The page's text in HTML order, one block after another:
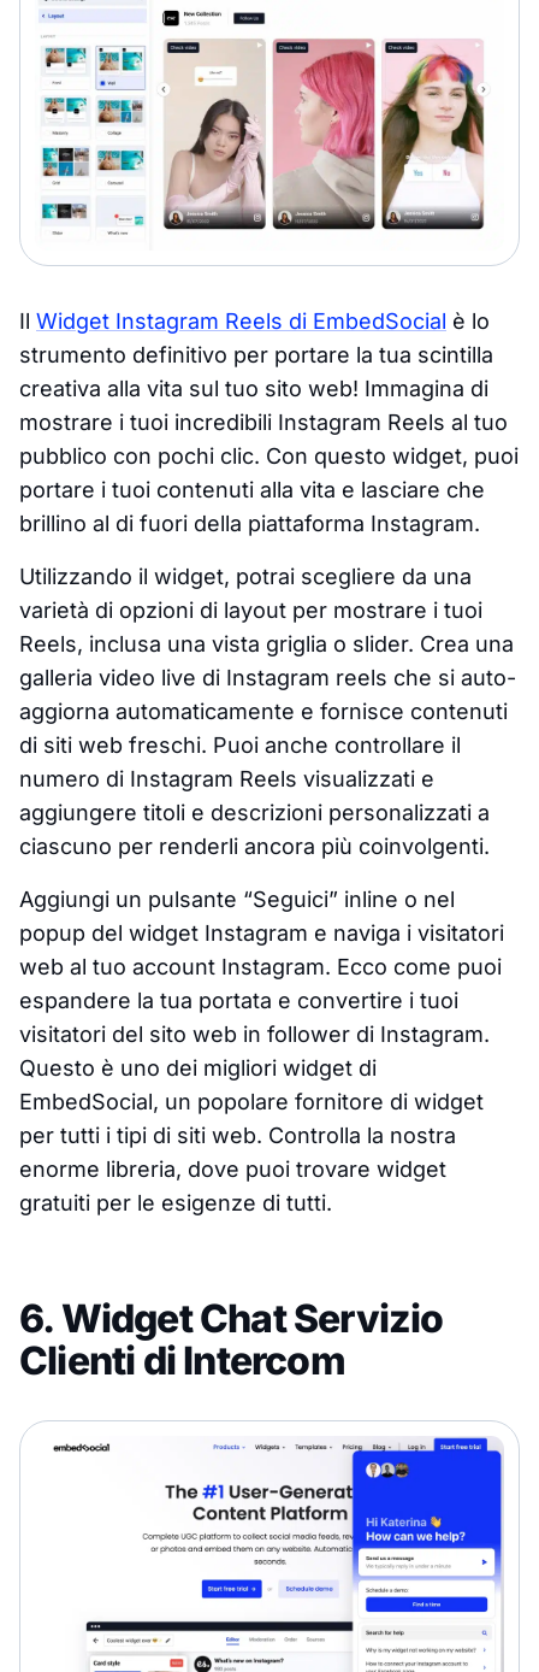
Il Widget Instagram Reels di EmbedSocial è lo
strumento definitivo per portare la tua scintilla
creativa alla vita sul tuo sito web! Immagina di
mostrare i tuoi incredibili Instagram Reels al tuo
pubblico con pochi clic. Con questo widget, puoi
portare i tuoi contenuti alla vita e lasciare che
brillino al di fuori della piattaforma Instagram.
Utilizzando il widget, potrai scegliere da una
varietà di opzioni di layout per mostrare i tuoi
Reels, inclusa una vista griglia o slider. Crea una
galleria video live di Instagram reels che si auto-
aggiorna automaticamente e fornisce contenuti
di siti web freschi. Puoi anche controllare il
numero di Instagram Reels visualizzati e
aggiungere titoli e descrizioni personalizzati a
ciascuno per renderli ancora più coinvolgenti.
Aggiungi un pulsante “Seguici” inline o nel
popup del widget Instagram e naviga i visitatori
web al tuo account Instagram. Ecco come puoi
espandere la tua portata e convertire i tuoi
visitatori del sito web in follower di Instagram.
Questo è uno dei migliori widget di
EmbedSocial, un popolare fornitore di widget
per tutti i tipi di siti web. Controlla la nostra
enorme libreria, dove puoi trovare widget
gratuiti per le esigenze di tutti.
6. Widget Chat Servizio
Clienti di Intercom